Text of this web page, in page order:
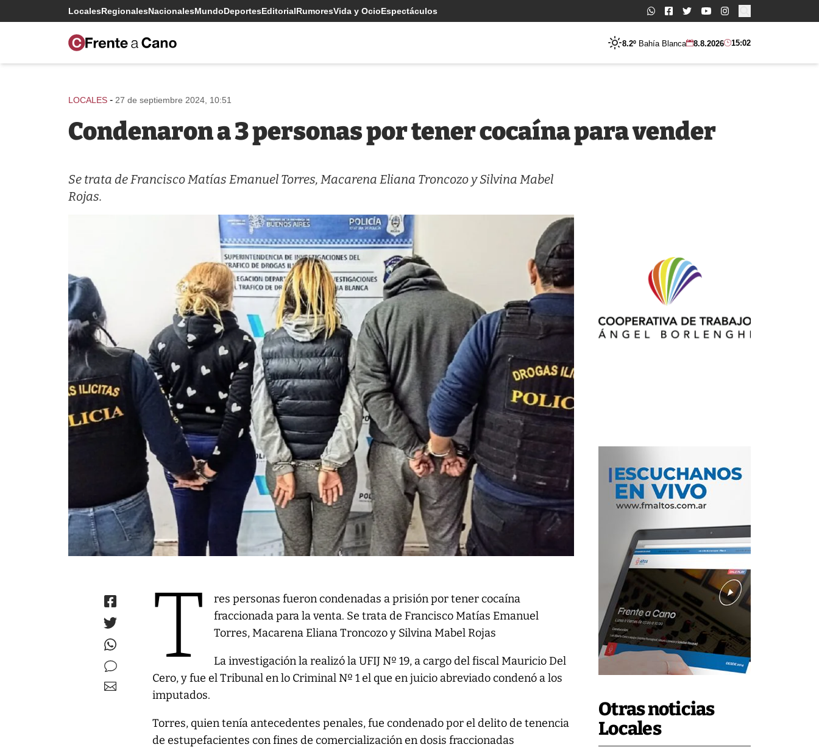
LocalesRegionalesNacionalesMundoDeportesEditorialRumoresVida y OcioEspectáculos Buscar:
8.2º Bahía Blanca 8.8.2026 15:02
Otras noticias
Locales
LOCALES - 27 de septiembre 2024, 10:51
Condenaron a 3 personas por tener cocaína para vender
Se trata de Francisco Matías Emanuel Torres, Macarena Eliana Troncozo y Silvina Mabel
Rojas.
T
res personas fueron condenadas a prisión por tener cocaína
fraccionada para la venta. Se trata de Francisco Matías Emanuel
Torres, Macarena Eliana Troncozo y Silvina Mabel Rojas
La investigación la realizó la UFIJ Nº 19, a cargo del fiscal Mauricio Del
Cero, y fue el Tribunal en lo Criminal Nº 1 el que en juicio abreviado condenó a los
imputados.
Torres, quien tenía antecedentes penales, fue condenado por el delito de tenencia
de estupefacientes con fines de comercialización en dosis fraccionadas